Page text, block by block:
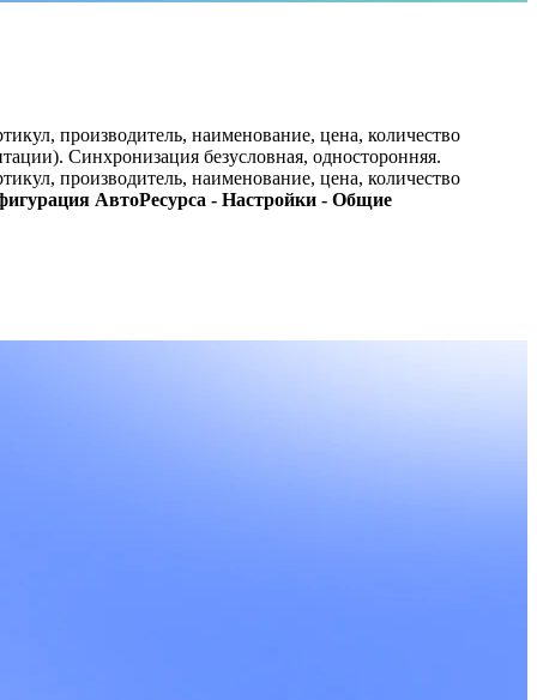
производитель, наименование, цена, количество
Синхронизация безусловная, односторонняя.
производитель, наименование, цена, количество
АвтоРесурса - Настройки - Общие